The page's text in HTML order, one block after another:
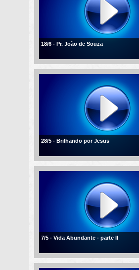
18/6 - Pr. João de Souza
28/5 - Brilhando por Jesus
7/5 - Vida Abundante - parte II